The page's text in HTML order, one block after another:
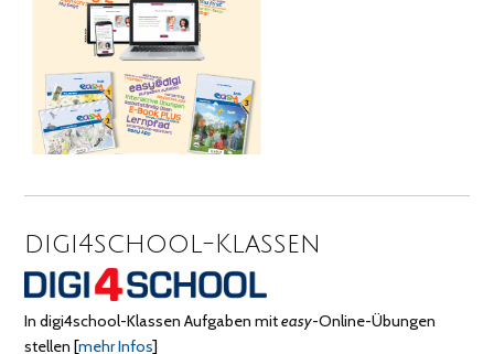
digi4school-Klassen
In digi4school-Klassen Aufgaben miteasy-Online-Übungen
stellen[mehr Infos]